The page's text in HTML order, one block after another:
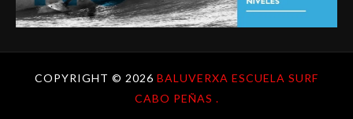
COPYRIGHT © 2026 BALUVERXA ESCUELA SURF
CABO PEÑAS .